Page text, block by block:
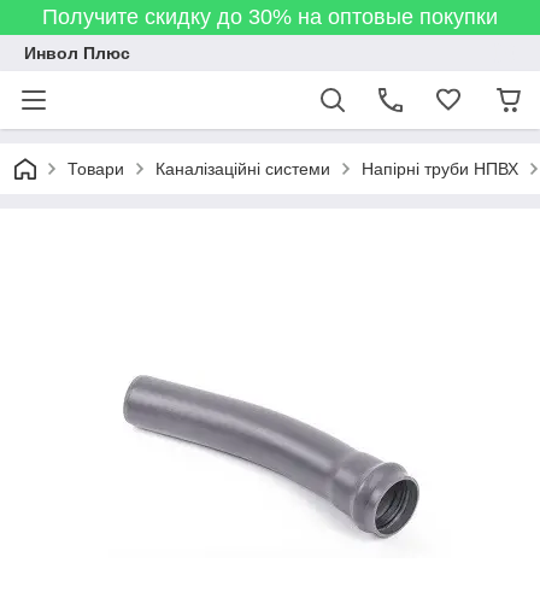
Получите скидку до 30% на оптовые покупки
Инвол Плюс
Товари Каналізаційні системи Напірні труби НПВХ